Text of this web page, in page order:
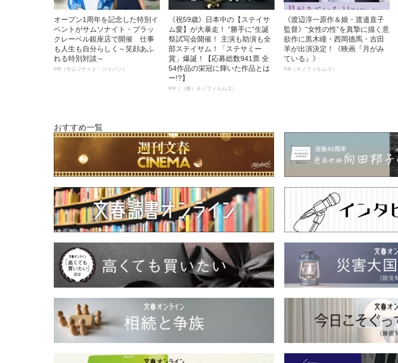
オープン1周年を記念した特別イ
ベントがサムソナイト・ブラッ
クレーベル銀座店で開催 仕事
も人生も自分らしく～笑顔あふ
れる特別対談～
PR（サムソナイト・ジャパン）
《祝59歳》日本中の【ステイサ
ム愛】が大暴走！ “勝手に”生誕
祭試写会開催！ 主演も助演も全
部ステイサム！「ステサミー
賞」爆誕！【応募総数941票 全
54作品の栄冠に輝いた作品とは
ー!?】
PR（（株）キノフィルムズ）
《渡辺淳一原作＆娘・渡邉直子
監督》“女性の性”を真摯に描く意
欲作に黒木瞳・西岡德馬・吉田
羊が出演決定！《映画『月がみ
ている』》
PR（キノフィルムズ）
おすすめ一覧